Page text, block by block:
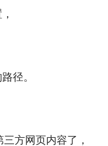
径。
方网页内容了，